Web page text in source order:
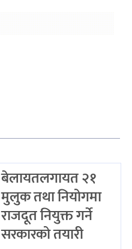
बेलायतलगायत २१
मुलुक तथा नियोगमा
राजदूत नियुक्त गर्ने
सरकारको तयारी